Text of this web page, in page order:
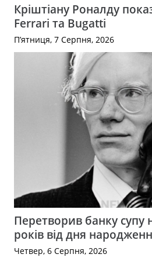
Кріштіану Роналду
Ferrari та Bugatti
П’ятниця, 7 Серпня, 2026
Перетворив банку супу
років від дня
Четвер, 6 Серпня, 2026